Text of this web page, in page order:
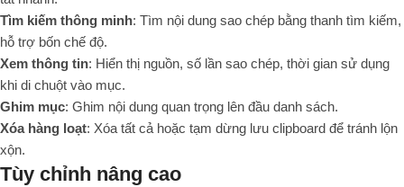
Tìm kiếm thông minh: Tìm nội dung sao chép bằng thanh tìm kiếm,
hỗ trợ bốn chế độ.
Xem thông tin: Hiển thị nguồn, số lần sao chép, thời gian sử dụng
khi di chuột vào mục.
Ghim mục: Ghim nội dung quan trọng lên đầu danh sách.
Xóa hàng loạt: Xóa tất cả hoặc tạm dừng lưu clipboard để tránh lộn
xộn.
Tùy chỉnh nâng cao